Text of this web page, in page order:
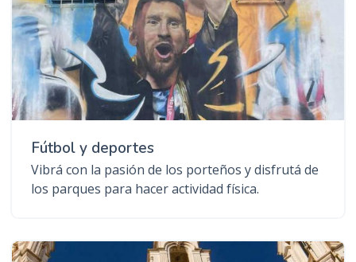
Fútbol y deportes
Vibrá con la pasión de los porteños y disfrutá de
los parques para hacer actividad física.